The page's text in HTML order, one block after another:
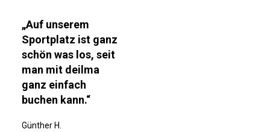
„Auf unserem
Sportplatz ist ganz
schön was los, seit
man mit deilma
ganz einfach
buchen kann.“
Günther H.